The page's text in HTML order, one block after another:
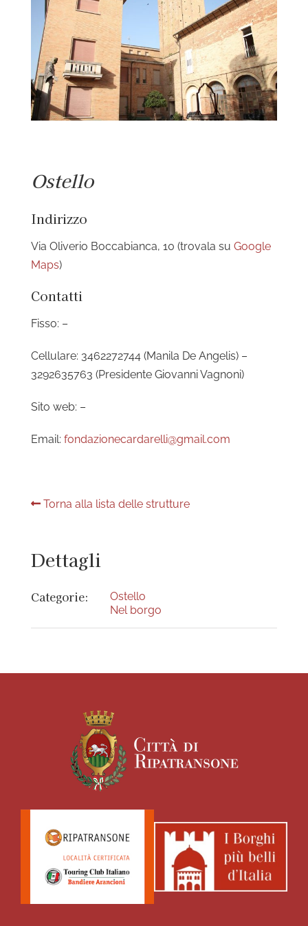
Ostello
Indirizzo
Via Oliverio Boccabianca, 10 (trovala su Google
Maps)
Contatti
Fisso: –
Cellulare: 3462272744 (Manila De Angelis) –
3292635763 (Presidente Giovanni Vagnoni)
Sito web: –
Email: fondazionecardarelli@gmail.com
Torna alla lista delle strutture
Dettagli
Categorie:
Ostello
Nel borgo